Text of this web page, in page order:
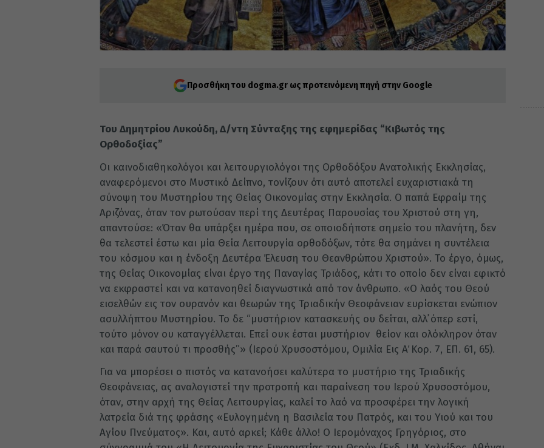
Προσθήκη του dogma.gr ως προτεινόμενη πηγή στην Google
Του Δημητρίου Λυκούδη, Δ/ντη Σύνταξης της εφημερίδας “Κιβωτός της
Ορθοδοξίας”
Οι καινοδιαθηκολόγοι και λειτουργιολόγοι της Ορθοδόξου Ανατολικής Εκκλησίας,
αναφερόμενοι στο Μυστικό Δείπνο, τονίζουν ότι αυτό αποτελεί ευχαριστιακά τη
σύνοψη του Μυστηρίου της Θείας Οικονομίας στην Εκκλησία. Ο παπά Εφραίμ της
Αριζόνας, όταν τον ρωτούσαν περί της Δευτέρας Παρουσίας του Χριστού στη γη,
απαντούσε: «Όταν θα υπάρξει ημέρα που, σε οποιοδήποτε σημείο του πλανήτη, δεν
θα τελεστεί έστω και μία Θεία Λειτουργία ορθοδόξων, τότε θα σημάνει η συντέλεια
του κόσμου και η ένδοξη Δευτέρα Έλευση του Θεανθρώπου Χριστού». Το έργο, όμως,
της Θείας Οικονομίας είναι έργο της Παναγίας Τριάδος, κάτι το οποίο δεν είναι εφικτό
να εκφραστεί και να κατανοηθεί διαγνωστικά από τον άνθρωπο. «Ο λαός του Θεού
εισελθών εις τον ουρανόν και θεωρών της Τριαδικήν Θεοφάνειαν ευρίσκεται ενώπιον
ασυλλήπτου Μυστηρίου. Το δε “μυστήριον κατασκευής ου δείται, αλλ᾿ όπερ εστί,
τούτο μόνον ου καταγγέλλεται. Επεί ουκ έσται μυστήριον θείον και ολόκληρον όταν
και παρά σαυτού τι προσθής”» (Ιερού Χρυσοστόμου, Ομιλία Εις Α΄ Κορ. 7, ΕΠ. 61, 65).
Για να μπορέσει ο πιστός να κατανοήσει καλύτερα το μυστήριο της Τριαδικής
Θεοφάνειας, ας αναλογιστεί την προτροπή και παραίνεση του Ιερού Χρυσοστόμου,
όταν, στην αρχή της Θείας Λειτουργίας, καλεί το λαό να προσφέρει την λογική
λατρεία διά της φράσης «Ευλογημένη η Βασιλεία του Πατρός, και του Υιού και του
Αγίου Πνεύματος». Και, αυτό αρκεί; Κάθε άλλο! Ο Ιερομόναχος Γρηγόριος, στο